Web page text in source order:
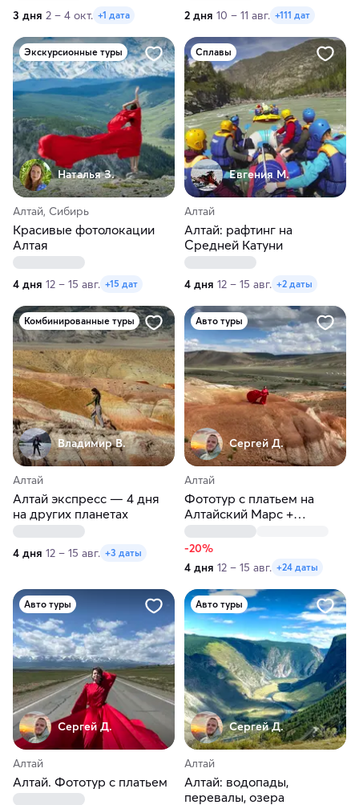
3 дня 2 – 4 окт. +1 дата 2 дня 10 – 11 авг. +111 дат
Экскурсионные туры
Наталья З.
Алтай, Сибирь
Красивые фотолокации
Алтая
4 дня 12 – 15 авг. +15 дат
Сплавы
Евгения М.
Алтай
Алтай: рафтинг на
Средней Катуни
4 дня 12 – 15 авг. +2 даты
Комбинированные туры
Владимир В.
Алтай
Алтай экспресс — 4 дня
на других планетах
4 дня 12 – 15 авг. +3 даты
Авто туры
Сергей Д.
Алтай
Фототур с платьем на
Алтайский Марс +
Гейзерное озеро
-20%
4 дня 12 – 15 авг. +24 даты
Авто туры
Сергей Д.
Алтай
Алтай. Фототур с платьем
Авто туры
Сергей Д.
Алтай
Алтай: водопады,
перевалы, озера